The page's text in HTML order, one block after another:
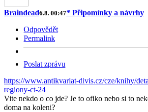
Braindead6.8. 00:47* Připomínky a návrhy
Odpovědět
Permalink
Poslat zprávu
https://www.antikvariat-divis.cz/cze/knihy/
regiony-ct-24
Vite nekdo o co jde? Je to ofiko nebo si to
doma na koleni?